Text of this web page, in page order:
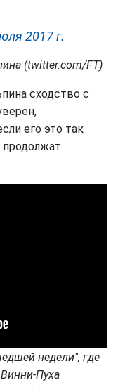
2017 г.
(twitter.com/FT)
сходство с
его это так
недели", где
Пуха